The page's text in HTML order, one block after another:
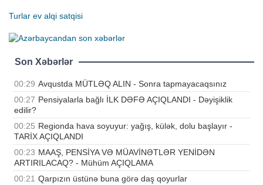
Turlar ev alqi satqisi
Son Xəbərlər
00:29 Avqustda MÜTLƏQ ALIN - Sonra tapmayacaqsınız
00:27 Pensiyalarla bağlı İLK DƏFƏ AÇIQLANDI - Dəyişiklik
edilir?
00:25 Regionda hava soyuyur: yağış, külək, dolu başlayır -
TARİX AÇIQLANDI
00:23 MAAŞ, PENSİYA VƏ MÜAVİNƏTLƏR YENİDƏN
ARTIRILACAQ? - Mühüm AÇIQLAMA
00:21 Qarpızın üstünə buna görə daş qoyurlar